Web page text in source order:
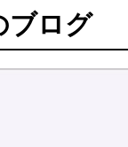
ブログ